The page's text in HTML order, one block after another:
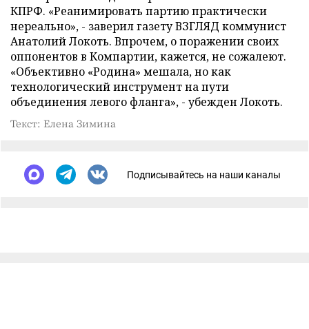
КПРФ. «Реанимировать партию практически
нереально», - заверил газету ВЗГЛЯД коммунист
Анатолий Локоть. Впрочем, о поражении своих
оппонентов в Компартии, кажется, не сожалеют.
«Объективно «Родина» мешала, но как
технологический инструмент на пути
объединения левого фланга», - убежден Локоть.
Текст: Елена Зимина
Подписывайтесь на наши каналы